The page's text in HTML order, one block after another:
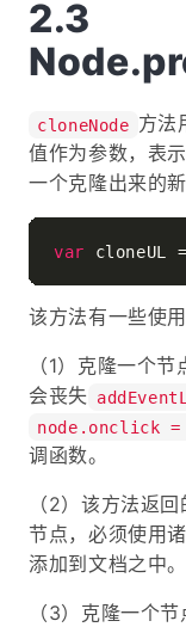
cloneNode 方法
值作为参数，表
一个克隆出来的新
var cloneUL
该方法有一些使用
（1）克隆一个
会丧失
node.onclick
调函数。
（2）该方法返
节点，必须使用
添加到文档之中。
（3）克隆一个